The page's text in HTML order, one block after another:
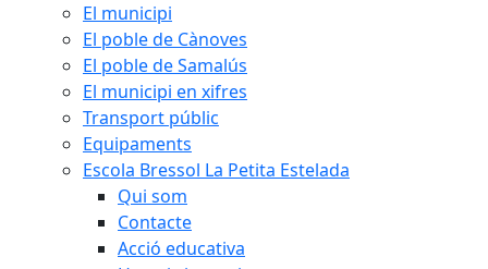
El municipi
El poble de Cànoves
El poble de Samalús
El municipi en xifres
Transport públic
Equipaments
Escola Bressol La Petita Estelada
Qui som
Contacte
Acció educativa